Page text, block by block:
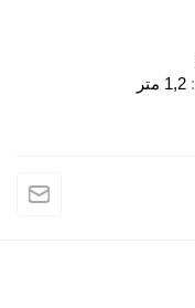
1,2 متر